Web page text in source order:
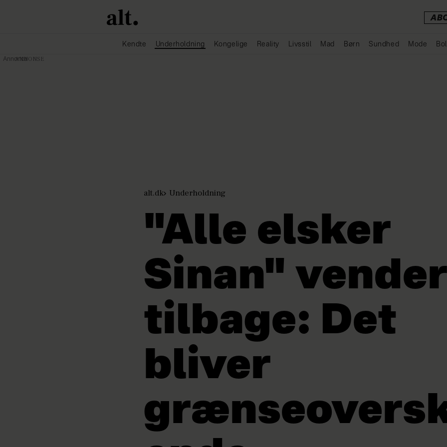
Kendte Underholdning Kongelige Reality Livsstil Mad Børn Sundhed Mode
alt.dk Underholdning
"Alle elsker
Sinan" vender
tilbage: Det
bliver
Annonce